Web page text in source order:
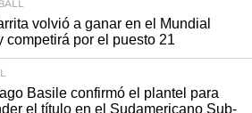
volvió a ganar en el Mundial
competirá por el puesto 21
Basile confirmó el plantel para
el título en el Sudamericano Sub-